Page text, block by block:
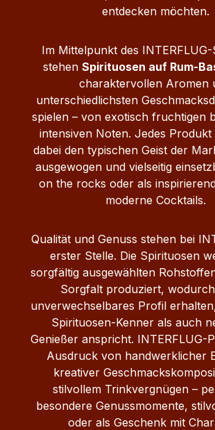
Apfelplantage Cremig‑vollmundiger
Aroma Handwerkliche Herstellung Der
Interflug 410 Honig‑Rum‑Likör
durch die Kombination
Rum‑Destillate mit lokalem
die sorgfältige Abstimmung der Zutaten
und die schonende
feine Honignote erhalten, während der
Rum seinem Charakter treu
Servierempfehlung Sein volles Aroma
entfaltet der Likör bei einer
leicht gekühlt genießen Auf Eis servieren
In cremigen Rum‑Cocktails Als Digestif
nach dem Essen Produktdetails im
Überblick Inhalt: 0,5 Liter Alkoholgehalt:
30 % Vol. Kategorie: Rum‑Likör
Geschmack: Honig & Rum Farbe:
Bernstein Herkunft: Deutschland (Honig
aus der Schwechower
pur, auf Eis oder als
Komponente in Cocktails – der
410 Honig‑Rum‑Likör vereint die
regionalen Honigs mit dem
entdecken möchten.
Im Mittelpunkt des
stehen Spirituosen auf Rum-
charaktervollen Aromen
unterschiedlichsten
spielen – von exotisch fruchtigen
intensiven Noten. Jedes
dabei den typischen Geist der
ausgewogen und vielseitig
on the rocks oder als
moderne Cocktails.
Qualität und Genuss stehen bei
erster Stelle. Die Spirituosen
sorgfältig ausgewählten
Sorgfalt produziert,
unverwechselbares Profil
Spirituosen-Kenner als auch
Genießer anspricht. INTERFLUG-
Ausdruck von handwerklicher
kreativer
stilvollem Trinkvergnügen –
besondere Genussmomente,
oder als Geschenk mit